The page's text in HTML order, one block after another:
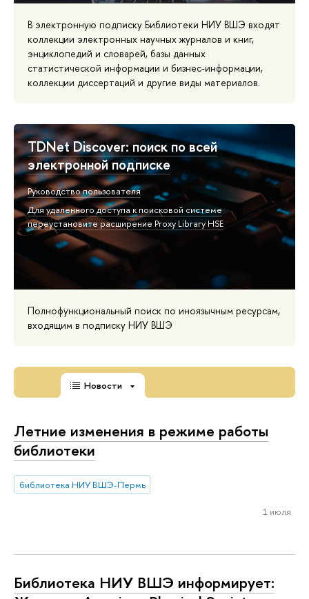
В электронную подписку Библиотеки НИУ ВШЭ входят
коллекции электронных научных журналов и книг,
энциклопедий и словарей, базы данных
статистической информации и бизнес-информации,
коллекции диссертаций и другие виды материалов.
TDNet Discover: поиск по всей
электронной подписке
Руководство пользователя
Для удаленного доступа к поисковой системе
переустановите расширение Proxy Library HSE
Полнофункциональный поиск по иноязычным ресурсам,
входящим в подписку НИУ ВШЭ
Новости
Летние изменения в режиме работы
библиотеки
библиотека НИУ ВШЭ-Пермь
1 июля
Библиотека НИУ ВШЭ информирует: